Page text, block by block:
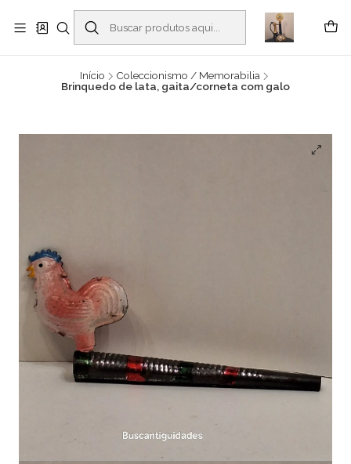
Buscantiguidades - Leilões. Colecionismo e antiguidades em Viana do
Castelo -
Leia mais
Início
Coleccionismo / Memorabilia
Brinquedo de lata, gaita/corneta com galo